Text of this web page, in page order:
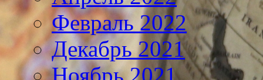
Февраль 2022
Декабрь 2021